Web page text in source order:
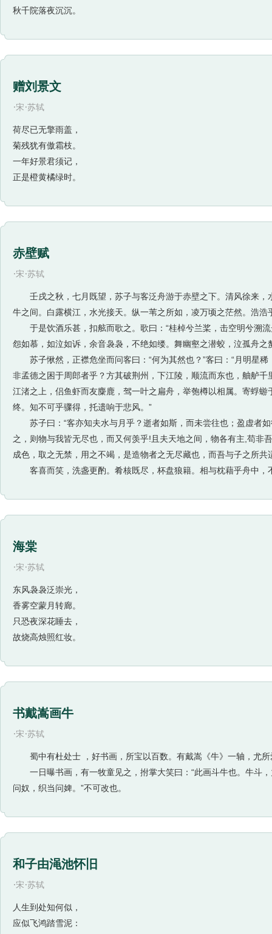
秋千院落夜沉沉。
赠刘景文
·宋·苏轼
荷尽已无擎雨盖，
菊残犹有傲霜枝。
一年好景君须记，
正是橙黄橘绿时。
赤壁赋
·宋·苏轼
壬戌之秋，七月既望，苏子与客泛舟游于赤壁之下。清风徐来，
牛之间。白露横江，水光接天。纵一苇之所如，凌万顷之茫然。浩
于是饮酒乐甚，扣舷而歌之。歌曰：“桂棹兮兰桨，击空明兮溯流
怨如慕，如泣如诉，余音袅袅，不绝如缕。舞幽壑之潜蛟，泣孤舟之
苏子愀然，正襟危坐而问客曰：“何为其然也？”客曰：“月明星稀
非孟德之困于周郎者乎？方其破荆州，下江陵，顺流而东也，舳舻
江渚之上，侣鱼虾而友麋鹿，驾一叶之扁舟，举匏樽以相属。寄蜉
终。知不可乎骤得，托遗响于悲风。”
苏子曰：“客亦知夫水与月乎？逝者如斯，而未尝往也；盈虚者
之，则物与我皆无尽也，而又何羡乎!且夫天地之间，物各有主,苟非
成色，取之无禁，用之不竭，是造物者之无尽藏也，而吾与子之所共
客喜而笑，洗盏更酌。肴核既尽，杯盘狼籍。相与枕藉乎舟中，
海棠
·宋·苏轼
东风袅袅泛崇光，
香雾空蒙月转廊。
只恐夜深花睡去，
故烧高烛照红妆。
书戴嵩画牛
·宋·苏轼
蜀中有杜处士 ，好书画，所宝以百数。有戴嵩《牛》一轴，尤所
一日曝书画，有一牧童见之，拊掌大笑曰：“此画斗牛也。牛斗，
问奴，织当问婢。”不可改也。
和子由渑池怀旧
·宋·苏轼
人生到处知何似，
应似飞鸿踏雪泥：